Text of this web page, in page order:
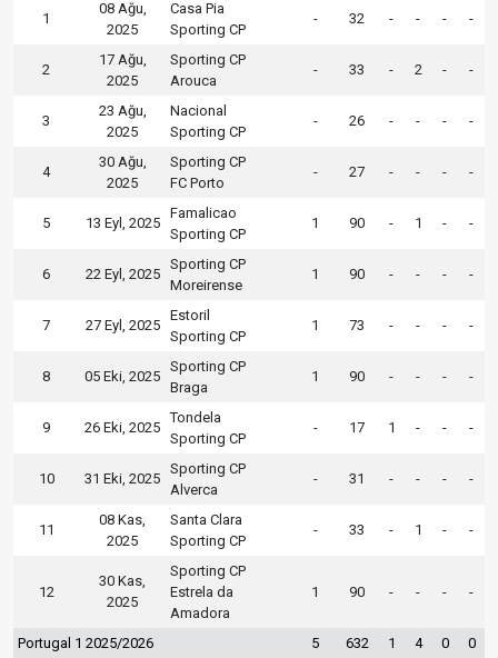
1
08 Ağu,
2025
Casa Pia
Sporting CP
- 32 - - - -
2
17 Ağu,
2025
Sporting CP
Arouca
- 33 - 2 - -
3
23 Ağu,
2025
Nacional
Sporting CP
- 26 - - - -
4
30 Ağu,
2025
Sporting CP
FC Porto
- 27 - - - -
5 13 Eyl, 2025
Famalicao
Sporting CP
1 90 - 1 - -
6 22 Eyl, 2025
Sporting CP
Moreirense
1 90 - - - -
7 27 Eyl, 2025
Estoril
Sporting CP
1 73 - - - -
8 05 Eki, 2025
Sporting CP
Braga
1 90 - - - -
9 26 Eki, 2025
Tondela
Sporting CP
- 17 1 - - -
10 31 Eki, 2025
Sporting CP
Alverca
- 31 - - - -
11
08 Kas,
2025
Santa Clara
Sporting CP
- 33 - 1 - -
12
30 Kas,
2025
Sporting CP
Estrela da
Amadora
1 90 - - - -
Portugal 1 2025/2026 5 632 1 4 0 0